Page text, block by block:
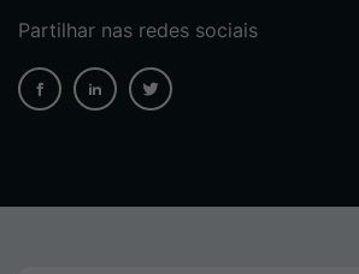
Partilhar nas redes sociais